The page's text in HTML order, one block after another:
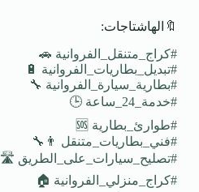
🔖الهاشتاجات:
#كراج_متنقل_الفروانية 🚗
#تبديل_بطاريات_الفروانية 🔋
#بطارية_سيارة_الفروانية 🔧
#خدمة_24_ساعة 🕒
#طوارئ_بطارية 🆘
#فني_بطاريات_متنقل 👨‍🔧
#تصليح_سيارات_على_الطريق 🛣️
#كراج_منزلي_الفروانية 🏠